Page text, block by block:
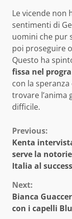
Le vicende non
sentimenti di
uomini che pur
poi proseguire
Questo ha
fissa nel
con la
trovare l’anima
difficile.
Continue
Reading
Previous:
Kenta
serve la
Italia al
Next:
Bianca
con i capelli